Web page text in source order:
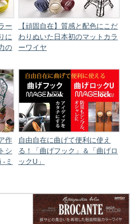
ー
に
の
【頑固自在】質感と配色にこだ
わりぬいた日本初のマットカラ
ーワイヤ
作
シ
-ミ
自由自在に曲げて便利に使え
る！「曲げフック」＆「曲げロ
ックU」